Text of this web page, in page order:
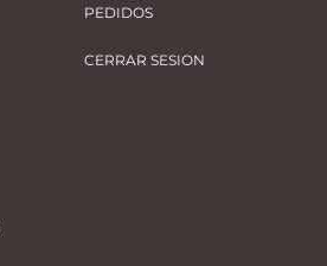
PEDIDOS
CERRAR SESION